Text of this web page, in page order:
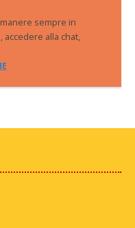
sempre in
accedere alla chat,